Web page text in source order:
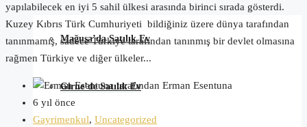
Mağusa’da Satılık Ev
Girne’de Satılık Ev
yapılabilecek en iyi 5 sahil ülkesi arasında birinci sırada gösterdi.
Kuzey Kıbrıs Türk Cumhuriyeti bildiğiniz üzere dünya tarafından
tanınmamış, sadece Türkiye tarafından tanınmış bir devlet olmasına
rağmen Türkiye ve diğer ülkeler...
tarafından Erman Esentuna
6 yıl önce
Gayrimenkul, Uncategorized